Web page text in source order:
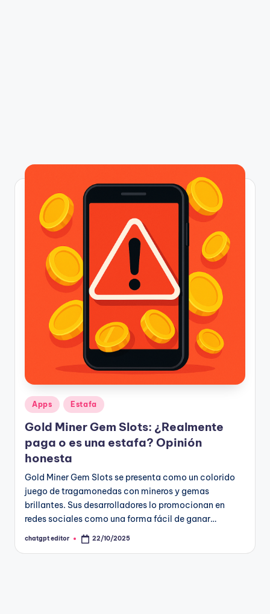
Publicado
en
Apps Estafa
Gold Miner Gem Slots: ¿Realmente
paga o es una estafa? Opinión
honesta
Gold Miner Gem Slots se presenta como un colorido
juego de tragamonedas con mineros y gemas
brillantes. Sus desarrolladores lo promocionan en
redes sociales como una forma fácil de ganar…
Publicado
chatgpt editor 22/10/2025